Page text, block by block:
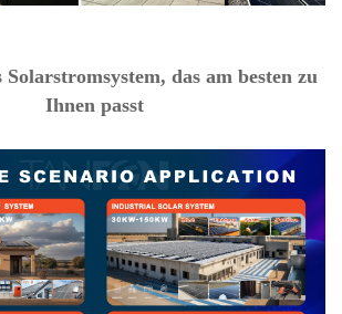
Solarstromsystem, das am besten zu
Ihnen passt